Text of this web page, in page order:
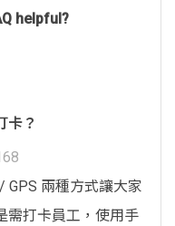
helpful?
卡？
GPS 兩種方式讓大家
需打卡員工，使用手